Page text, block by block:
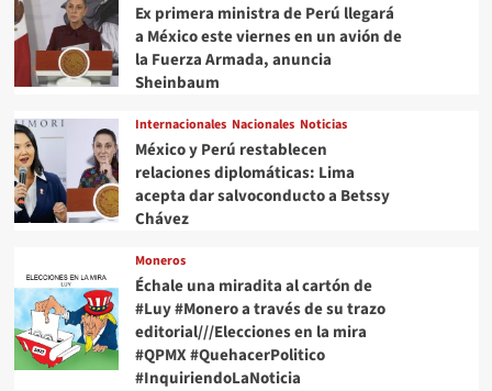
Ex primera ministra de Perú llegará
a México este viernes en un avión de
la Fuerza Armada, anuncia
Sheinbaum
Internacionales Nacionales Noticias
México y Perú restablecen
relaciones diplomáticas: Lima
acepta dar salvoconducto a Betssy
Chávez
Moneros
Échale una miradita al cartón de
#Luy #Monero a través de su trazo
editorial///Elecciones en la mira
#QPMX #QuehacerPolitico
#InquiriendoLaNoticia